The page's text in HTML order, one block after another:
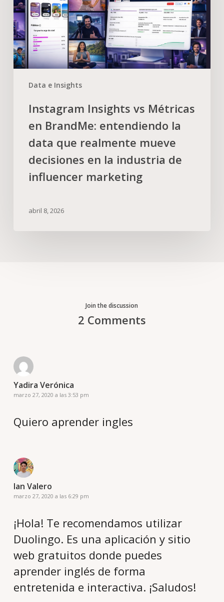
Data e Insights
Instagram Insights vs Métricas
en BrandMe: entendiendo la
data que realmente mueve
decisiones en la industria de
influencer marketing
abril 8, 2026
Join the discussion
2 Comments
Yadira Verónica
marzo 27, 2020 a las 3:53 pm
Quiero aprender ingles
Ian Valero
marzo 27, 2020 a las 6:29 pm
¡Hola! Te recomendamos utilizar
Duolingo. Es una aplicación y sitio
web gratuitos donde puedes
aprender inglés de forma
entretenida e interactiva. ¡Saludos!